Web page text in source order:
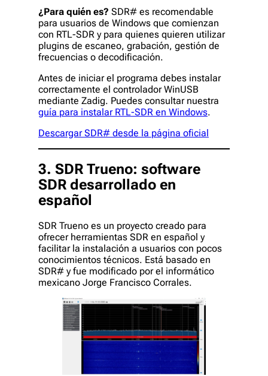
¿Para quién es? SDR# es recomendable
para usuarios de Windows que comienzan
con RTL-SDR y para quienes quieren utilizar
plugins de escaneo, grabación, gestión de
frecuencias o decodificación.
Antes de iniciar el programa debes instalar
correctamente el controlador WinUSB
mediante Zadig. Puedes consultar nuestra
guía para instalar RTL-SDR en Windows.
Descargar SDR# desde la página oficial
3. SDR Trueno: software
SDR desarrollado en
español
SDR Trueno es un proyecto creado para
ofrecer herramientas SDR en español y
facilitar la instalación a usuarios con pocos
conocimientos técnicos. Está basado en
SDR# y fue modificado por el informático
mexicano Jorge Francisco Corrales.